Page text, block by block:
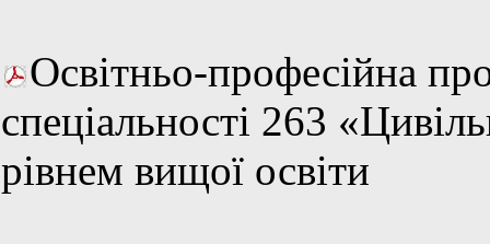
Освітньо-професійна
спеціальності 263
рівнем вищої освіти